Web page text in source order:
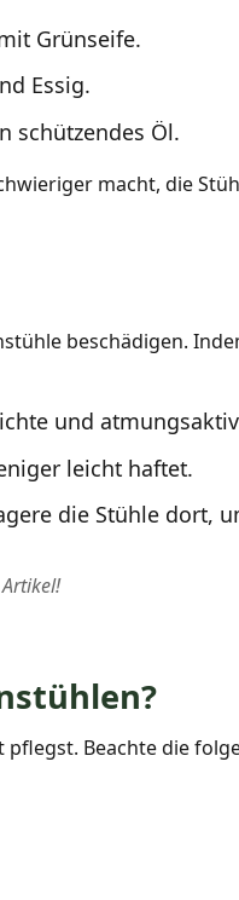
Grünseife.
Essig.
schützendes Öl.
macht, die
beschädigen.
und
leicht haftet.
die Stühle dort,
Beachte die